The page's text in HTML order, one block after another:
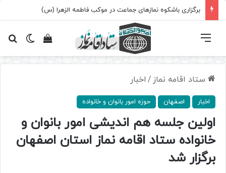
برگزاری باشکوه نمازهای جماعت در موکب فاطمه الزهرا (س)
تغییرمشاهده فهرست
ستاد اقامه نماز / اخبار
اخبار اصفهان حوزه امور بانوان و خانواده
اولین جلسه هم اندیشی امور بانوان و
خانواده ستاد اقامه نماز استان اصفهان
برگزار شد